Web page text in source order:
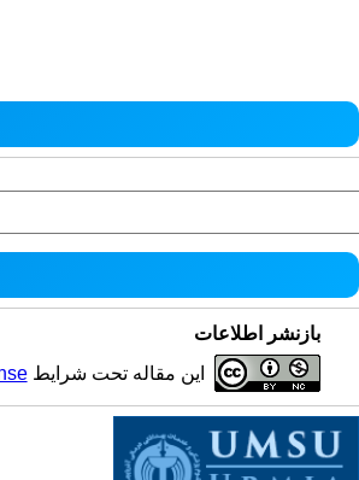
بازنشر اطلاعات
این مقاله تحت شرایط